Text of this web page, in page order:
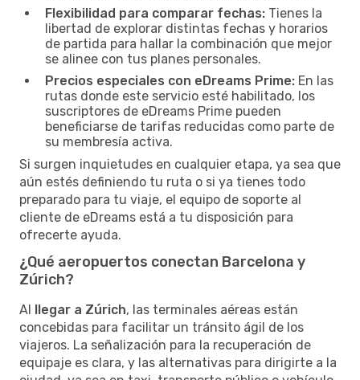
Flexibilidad para comparar fechas: Tienes la
libertad de explorar distintas fechas y horarios
de partida para hallar la combinación que mejor
se alinee con tus planes personales.
Precios especiales con eDreams Prime: En las
rutas donde este servicio esté habilitado, los
suscriptores de eDreams Prime pueden
beneficiarse de tarifas reducidas como parte de
su membresía activa.
Si surgen inquietudes en cualquier etapa, ya sea que
aún estés definiendo tu ruta o si ya tienes todo
preparado para tu viaje, el equipo de soporte al
cliente de eDreams está a tu disposición para
ofrecerte ayuda.
¿Qué aeropuertos conectan Barcelona y
Zúrich?
Al llegar a Zúrich, las terminales aéreas están
concebidas para facilitar un tránsito ágil de los
viajeros. La señalización para la recuperación de
equipaje es clara, y las alternativas para dirigirte a la